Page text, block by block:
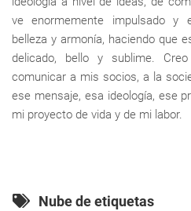
ve enormemente impulsado y
belleza y armonía, haciendo que
delicado, bello y sublime.
comunicar a mis socios, a la
ese mensaje, esa ideología, ese
mi proyecto de vida y de mi labor.
Nube de etiquetas